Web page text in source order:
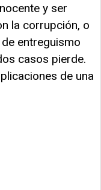
y ser
la corrupción, o
entreguismo
casos pierde.
de una